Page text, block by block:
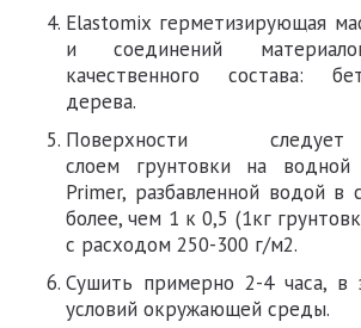
Elastomix герметизирующая
и соединений
качественного состава:
дерева.
Поверхности
слоем грунтовки на
Primer, разбавленной водой в
более, чем 1 к 0,5 (1кг
с расходом 250-300 г/м2.
Сушить примерно 2-4 часа, в
условий окружающей среды.